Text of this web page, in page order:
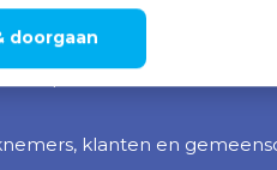
doorgaanop het milieu, zoals
implementeren en
klanten en